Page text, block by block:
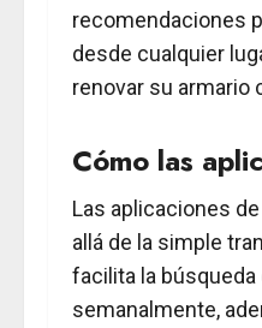
recomendaciones
desde cualquier
renovar su armario
Cómo las
Las aplicaciones
allá de la simple
facilita la
semanalmente,